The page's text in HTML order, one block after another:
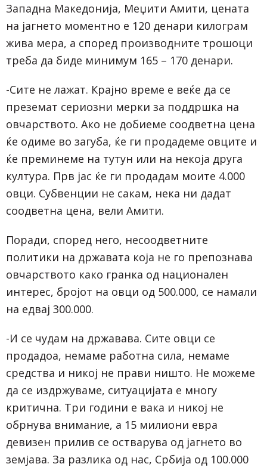
Западна Македонија, Меџити Амити, цената
на јагнето моментно е 120 денари килограм
жива мера, а според производните трошоци
треба да биде минимум 165 – 170 денари.
-Сите не лажат. Крајно време е веќе да се
преземат сериозни мерки за поддршка на
овчарството. Ако не добиеме соодветна цена
ќе одиме во загуба, ќе ги продадеме овците и
ќе преминеме на тутун или на некоја друга
култура. Прв јас ќе ги продадам моите 4.000
овци. Субвенции не сакам, нека ни дадат
соодветна цена, вели Амити.
Поради, според него, несоодветните
политики на државата која не го препознава
овчарството како гранка од национален
интерес, бројот на овци од 500.000, се намали
на едвај 300.000.
-И се чудам на државава. Сите овци се
продадоа, немаме работна сила, немаме
средства и никој не прави ништо. Не можеме
да се издржуваме, ситуацијата е многу
критична. Три години е вака и никој не
обрнува внимание, а 15 милиони евра
девизен прилив се остварува од јагнето во
земјава. За разлика од нас, Србија од 100.000